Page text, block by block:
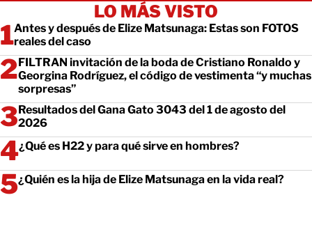
LO MÁS VISTO
Antes y después de Elize Matsunaga: Estas son FOTOS
reales del caso
FILTRAN invitación de la boda de Cristiano Ronaldo y
Georgina Rodríguez, el código de vestimenta “y muchas
sorpresas”
Resultados del Gana Gato 3043 del 1 de agosto del
2026
¿Qué es H22 y para qué sirve en hombres?
¿Quién es la hija de Elize Matsunaga en la vida real?